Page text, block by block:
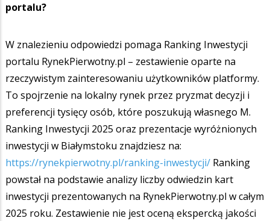
portalu?
W znalezieniu odpowiedzi pomaga Ranking Inwestycji
portalu RynekPierwotny.pl – zestawienie oparte na
rzeczywistym zainteresowaniu użytkowników platformy.
To spojrzenie na lokalny rynek przez pryzmat decyzji i
preferencji tysięcy osób, które poszukują własnego M.
Ranking Inwestycji 2025 oraz prezentacje wyróżnionych
inwestycji w Białymstoku znajdziesz na:
https://rynekpierwotny.pl/ranking-inwestycji/ Ranking
powstał na podstawie analizy liczby odwiedzin kart
inwestycji prezentowanych na RynekPierwotny.pl w całym
2025 roku. Zestawienie nie jest oceną ekspercką jakości